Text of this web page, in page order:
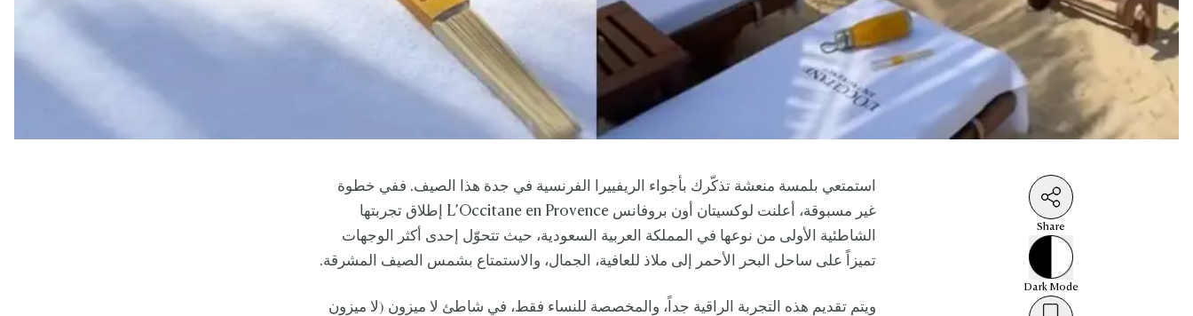
Share
DarkMode
استمتعي بلمسة منعشة تذكّرك بأجواء الريفييرا الفرنسية في جدة هذا الصيف. ففي خطوة
غير مسبوقة، أعلنت لوكسيتان أون بروفانس L’Occitane en Provence إطلاق تجربتها
الشاطئية الأولى من نوعها في المملكة العربية السعودية، حيث تتحوّل إحدى أكثر الوجهات
تميزاً على ساحل البحر الأحمر إلى ملاذ للعافية، الجمال، والاستمتاع بشمس الصيف المشرقة.
ويتم تقديم هذه التجربة الراقية جداً، والمخصصة للنساء فقط، في شاطئ لا ميزون (لا ميزون